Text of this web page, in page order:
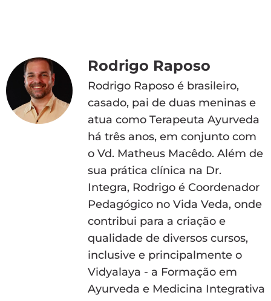
Rodrigo Raposo
Rodrigo Raposo é brasileiro,
casado, pai de duas meninas e
atua como Terapeuta Ayurveda
há três anos, em conjunto com
o Vd. Matheus Macêdo. Além de
sua prática clínica na Dr.
Integra, Rodrigo é Coordenador
Pedagógico no Vida Veda, onde
contribui para a criação e
qualidade de diversos cursos,
inclusive e principalmente o
Vidyalaya - a Formação em
Ayurveda e Medicina Integrativa